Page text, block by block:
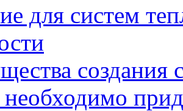
для систем
создания